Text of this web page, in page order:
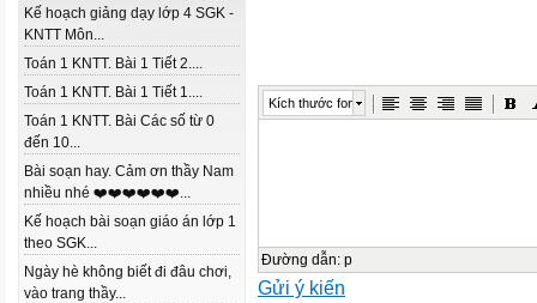
Kế hoạch giảng dạy lớp 4 SGK -
KNTT Môn...
Toán 1 KNTT. Bài 1 Tiết 2....
Toán 1 KNTT. Bài 1 Tiết 1....
Toán 1 KNTT. Bài Các số từ 0
đến 10...
Bài soạn hay. Cảm ơn thầy Nam
nhiều nhé ❤️❤️❤️❤️❤️❤️...
Kế hoạch bài soạn giáo án lớp 1
theo SGK...
Ngày hè không biết đi đâu chơi,
vào trang thầy...
Kích thước font
Đường dẫn: p
Gửi ý kiến